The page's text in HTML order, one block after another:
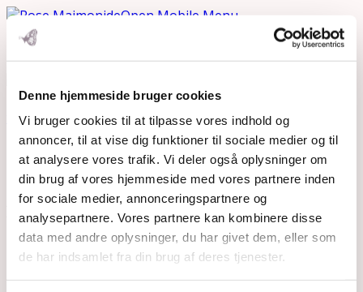
Denne hjemmeside bruger cookies
Vi bruger cookies til at tilpasse vores indhold og
annoncer, til at vise dig funktioner til sociale medier og til
at analysere vores trafik. Vi deler også oplysninger om
din brug af vores hjemmeside med vores partnere inden
for sociale medier, annonceringspartnere og
analysepartnere. Vores partnere kan kombinere disse
data med andre oplysninger, du har givet dem, eller som
de har indsamlet fra din brug af deres tjenester.
Open Mobile Menu
Downloads:full (491x697)|medium (211x300)
thumbnail (150x150)
Mothering Guiding | CVR 28237618 |
rose@rosemaimonide.com | Handelsbetingelser
Copyright 2026 – Rose Maimonide. All Rights